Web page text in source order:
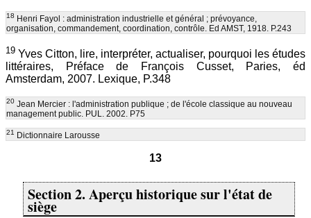
18 Henri Fayol : administration industrielle et général ; prévoyance,
organisation, commandement, coordination, contrôle. Ed AMST, 1918. P.243
19 Yves Citton, lire, interpréter, actualiser, pourquoi les études
littéraires, Préface de François Cusset, Paries, éd
Amsterdam, 2007. Lexique, P.348
20 Jean Mercier : l'administration publique ; de l'école classique au nouveau
management public. PUL. 2002. P75
21 Dictionnaire Larousse
13
Section 2. Aperçu historique sur l'état de
siège